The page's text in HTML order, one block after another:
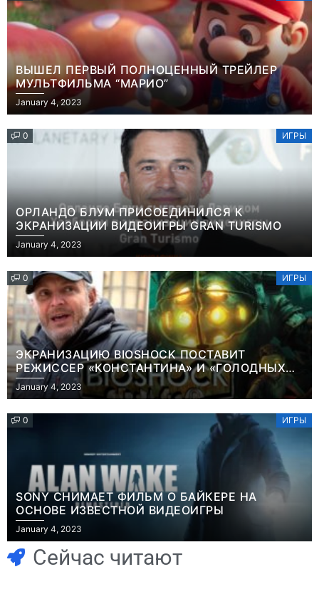
ВЫШЕЛ ПЕРВЫЙ ПОЛНОЦЕННЫЙ ТРЕЙЛЕР
МУЛЬТФИЛЬМА “МАРИО”
January 4, 2023
0 ИГРЫ
ОРЛАНДО БЛУМ ПРИСОЕДИНИЛСЯ К
ЭКРАНИЗАЦИИ ВИДЕОИГРЫ GRAN TURISMO
January 4, 2023
0 ИГРЫ
ЭКРАНИЗАЦИЮ BIOSHOCK ПОСТАВИТ
РЕЖИССЕР «КОНСТАНТИНА» И «ГОЛОДНЫХ
ИГР»
January 4, 2023
0 ИГРЫ
SONY СНИМАЕТ ФИЛЬМ О БАЙКЕРЕ НА
ОСНОВЕ ИЗВЕСТНОЙ ВИДЕОИГРЫ
January 4, 2023
Сейчас читают
Игры
В Rust теперь
Игры
Часть геймеров
считает, что мы